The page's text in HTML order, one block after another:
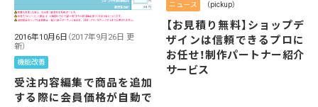
2016年10月6日 （2017年9月26日 更
新）
機能改善
受注内容編集で商品を追加
する際に会員価格が自動で
ニュース （pickup）
【お見積り無料】ショップデ
ザインは信頼できるプロに
お任せ！制作パートナー紹介
サービス